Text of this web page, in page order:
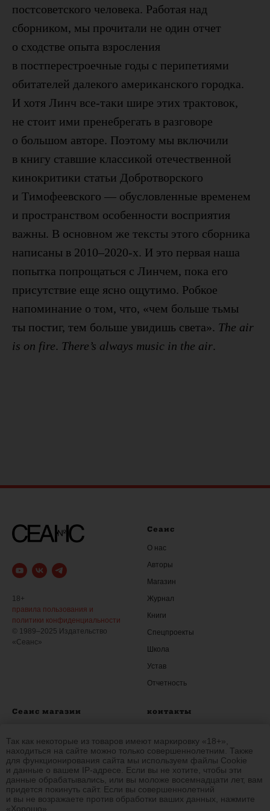
Так как некоторые из товаров имеют маркировку «18+»,
находиться на сайте можно только совершеннолетним. Также
для функционирования сайта мы используем файлы Cookie
и данные о вашем IP-адресе. Если вы не хотите, чтобы эти
данные обрабатывались, или вы моложе восемнадцати лет, вам
придется покинуть сайт. Если вы совершеннолетний
и вы не возражаете против обработки ваших данных, нажмите
«Хорошо».
постсоветского человека. Работая над
сборником, мы прочитали не один отчет
о сходстве опыта взросления
в постперестроечные годы с перипетиями
обитателей далекого американского городка.
И хотя Линч все-таки шире этих трактовок,
не стоит ими пренебрегать в разговоре
о большом авторе. Поэтому мы включили
в книгу ставшие классикой отечественной
кинокритики статьи Добротворского
и Тимофеевского — обусловленные временем
и пространством особенности восприятия
важны. В основном же тексты этого сборника
написаны в 2010–2020-х. И это первая наша
попытка попрощаться с Линчем, пока его
присутствие еще ясно ощутимо. Робкое
напоминание о том, что, «чем больше тьмы
ты постиг, тем больше увидишь света». The air
is on fire. There’s always music in the air.
18+
правила пользования и
политики конфиденциальности
© 1989–2025 Издательство
«Сеанс»
Сеанс
О нас
Авторы
Магазин
Журнал
Книги
Спецпроекты
Школа
Устав
Отчетность
Сеанс магазин
Книги
Доставка и оплата
Гарантия и возврат
контакты
shop.seance@gmail.com